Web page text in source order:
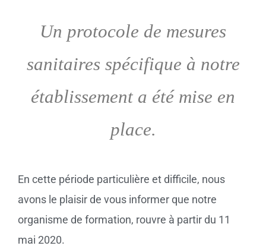
Un protocole de mesures
sanitaires spécifique à notre
établissement a été mise en
place.
En cette période particulière et difficile, nous
avons le plaisir de vous informer que notre
organisme de formation, rouvre à partir du 11
mai 2020.